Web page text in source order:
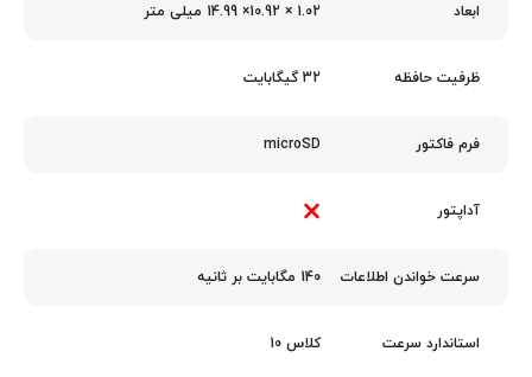
ابعاد 1.02 × 10.92× 14.99 میلی متر
ظرفیت حافظه 32 گیگابایت
فرم فاکتور microSD
آداپتور
سرعت خواندن اطلاعات 140 مگابایت بر ثانیه
استاندارد سرعت کلاس 10